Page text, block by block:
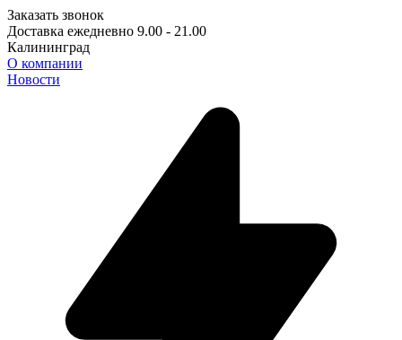
Заказать звонок
Доставка ежедневно 9.00 - 21.00
Калининград
О компании
Новости